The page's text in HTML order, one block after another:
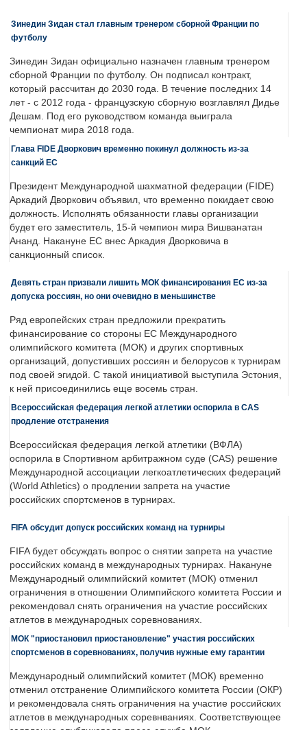
Зинедин Зидан стал главным тренером сборной Франции по
футболу
Зинедин Зидан официально назначен главным тренером
сборной Франции по футболу. Он подписал контракт,
который рассчитан до 2030 года. В течение последних 14
лет - с 2012 года - французскую сборную возглавлял Дидье
Дешам. Под его руководством команда выиграла
чемпионат мира 2018 года.
Глава FIDE Дворкович временно покинул должность из-за
санкций ЕС
Президент Международной шахматной федерации (FIDE)
Аркадий Дворкович объявил, что временно покидает свою
должность. Исполнять обязанности главы организации
будет его заместитель, 15-й чемпион мира Вишванатан
Ананд. Накануне ЕС внес Аркадия Дворковича в
санкционный список.
Девять стран призвали лишить МОК финансирования ЕС из-за
допуска россиян, но они очевидно в меньшинстве
Ряд европейских стран предложили прекратить
финансирование со стороны ЕС Международного
олимпийского комитета (МОК) и других спортивных
организаций, допустивших россиян и белорусов к турнирам
под своей эгидой. С такой инициативой выступила Эстония,
к ней присоединились еще восемь стран.
Всероссийская федерация легкой атлетики оспорила в CAS
продление отстранения
Всероссийская федерация легкой атлетики (ВФЛА)
оспорила в Спортивном арбитражном суде (CAS) решение
Международной ассоциации легкоатлетических федераций
(World Athletics) о продлении запрета на участие
российских спортсменов в турнирах.
FIFA обсудит допуск российских команд на турниры
FIFA будет обсуждать вопрос о снятии запрета на участие
российских команд в международных турнирах. Накануне
Международный олимпийский комитет (МОК) отменил
ограничения в отношении Олимпийского комитета России и
рекомендовал снять ограничения на участие российских
атлетов в международных соревнованиях.
МОК "приостановил приостановление" участия российских
спортсменов в соревнованиях, получив нужные ему гарантии
Международный олимпийский комитет (МОК) временно
отменил отстранение Олимпийского комитета России (ОКР)
и рекомендовала снять ограничения на участие российских
атлетов в международных соревнваниях. Соответствующее